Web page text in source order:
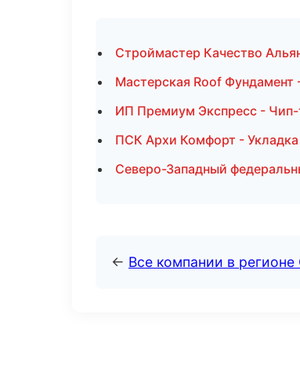
Строймастер Качество
Мастерская Roof
ИП Премиум Экспресс -
ПСК Архи Комфорт -
Северо-Западный
← Все компании в